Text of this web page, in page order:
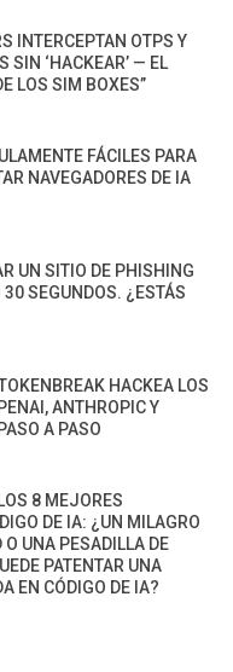
INTERCEPTAN OTPS Y
SIN ‘HACKEAR’ — EL
LOS SIM BOXES”
FÁCILES PARA
NAVEGADORES DE IA
UN SITIO DE PHISHING
SEGUNDOS. ¿ESTÁS
HACKEA LOS
ANTHROPIC Y
A PASO
8 MEJORES
DE IA: ¿UN MILAGRO
O UNA PESADILLA DE
PATENTAR UNA
EN CÓDIGO DE IA?